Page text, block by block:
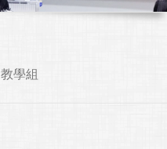
教學組